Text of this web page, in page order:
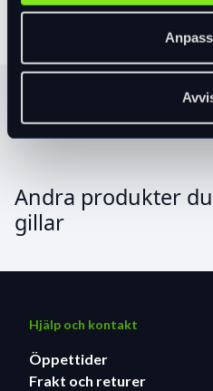
Tillbehör
Andra produkter
gillar
Hjälp och kontakt
Öppettider
Frakt och returer